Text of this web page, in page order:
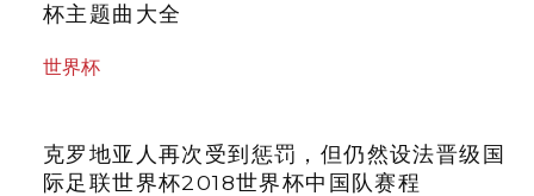
杯主题曲大全
世界杯
克罗地亚人再次受到惩罚，但仍然设法晋级国
际足联世界杯2018世界杯中国队赛程